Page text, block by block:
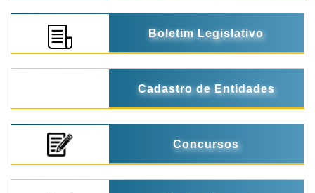
Boletim Legislativo
Cadastro de Entidades
Concursos